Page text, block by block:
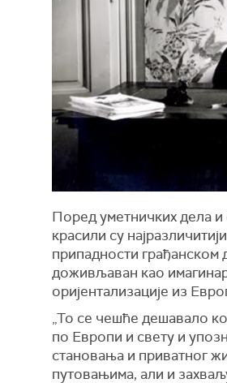
Поред уметничких дела
красили су
припадности грађанском
доживљаван као
оријентализације из
„То се чешће дешавало
по Европи и свету и
становања и приватног
путовањима, али и